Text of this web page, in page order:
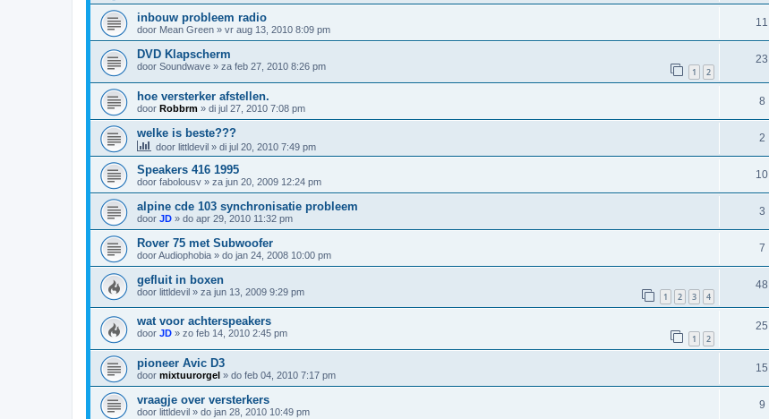
inbouw probleem radio
door Mean Green » vr aug 13, 2010 8:09 pm
11
DVD Klapscherm
door Soundwave » za feb 27, 2010 8:26 pm 1 2
23
hoe versterker afstellen.
door Robbrm » di jul 27, 2010 7:08 pm
8
welke is beste???
door littldevil » di jul 20, 2010 7:49 pm
2
Speakers 416 1995
door fabolousv » za jun 20, 2009 12:24 pm
10
alpine cde 103 synchronisatie probleem
door JD » do apr 29, 2010 11:32 pm
3
Rover 75 met Subwoofer
doorAudiophobia » do jan 24, 2008 10:00 pm
7
gefluit in boxen
door littldevil » za jun 13, 2009 9:29 pm 1 2 3 4
48
wat voor achterspeakers
door JD » zo feb 14, 2010 2:45 pm 1 2
25
pioneer Avic D3
door mixtuurorgel » do feb 04, 2010 7:17 pm
15
vraagje over versterkers
door littldevil » do jan 28, 2010 10:49 pm
9